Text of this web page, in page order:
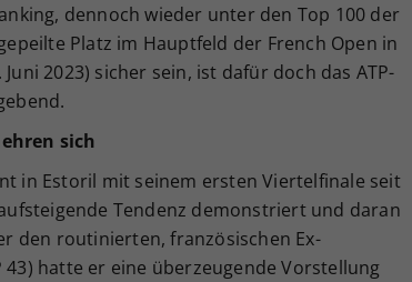
dennoch wieder unter den Top 100 der
Platz im Hauptfeld der French Open in
2023) sicher sein, ist dafür doch das ATP-
sich
in Estoril mit seinem ersten Viertelfinale seit
Tendenz demonstriert und daran
den routinierten, französischen Ex-
hatte er eine überzeugende Vorstellung